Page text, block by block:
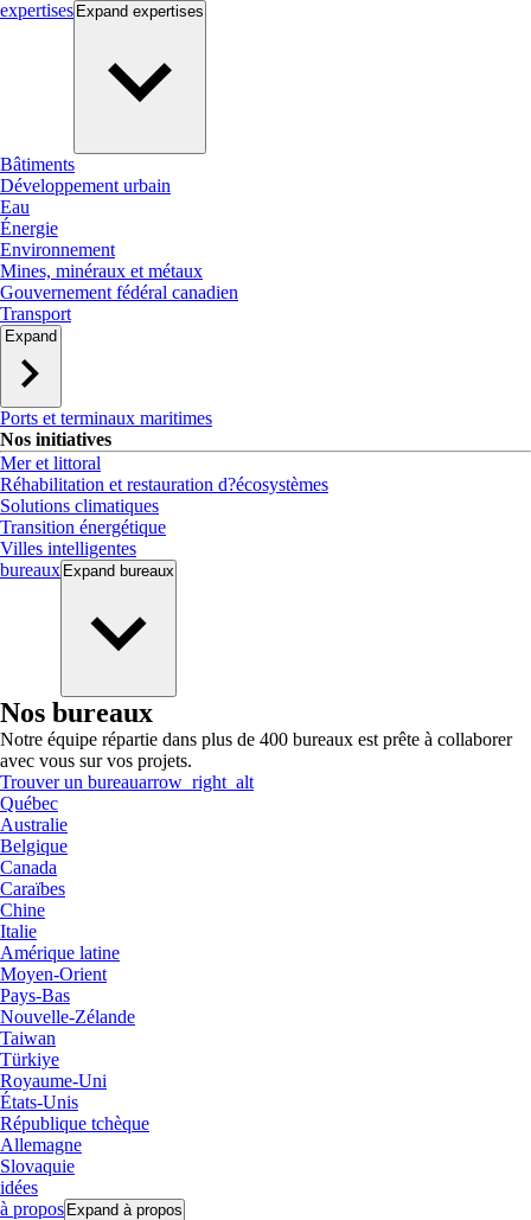
expertises Expand expertises
Bâtiments
Développement urbain
Eau
Énergie
Environnement
Mines, minéraux et métaux
Gouvernement fédéral canadien
Transport
Expand
Ports et terminaux maritimes
Nos initiatives
Mer et littoral
Réhabilitation et restauration d?écosystèmes
Solutions climatiques
Transition énergétique
Villes intelligentes
bureaux Expand bureaux
Nos bureaux
Notre équipe répartie dans plus de 400 bureaux est prête à collaborer
avec vous sur vos projets.
Trouver un bureauarrow_right_alt
Québec
Australie
Belgique
Canada
Caraïbes
Chine
Italie
Amérique latine
Moyen-Orient
Pays-Bas
Nouvelle-Zélande
Taiwan
Türkiye
Royaume-Uni
États-Unis
République tchèque
Allemagne
Slovaquie
idées
à propos Expand à propos